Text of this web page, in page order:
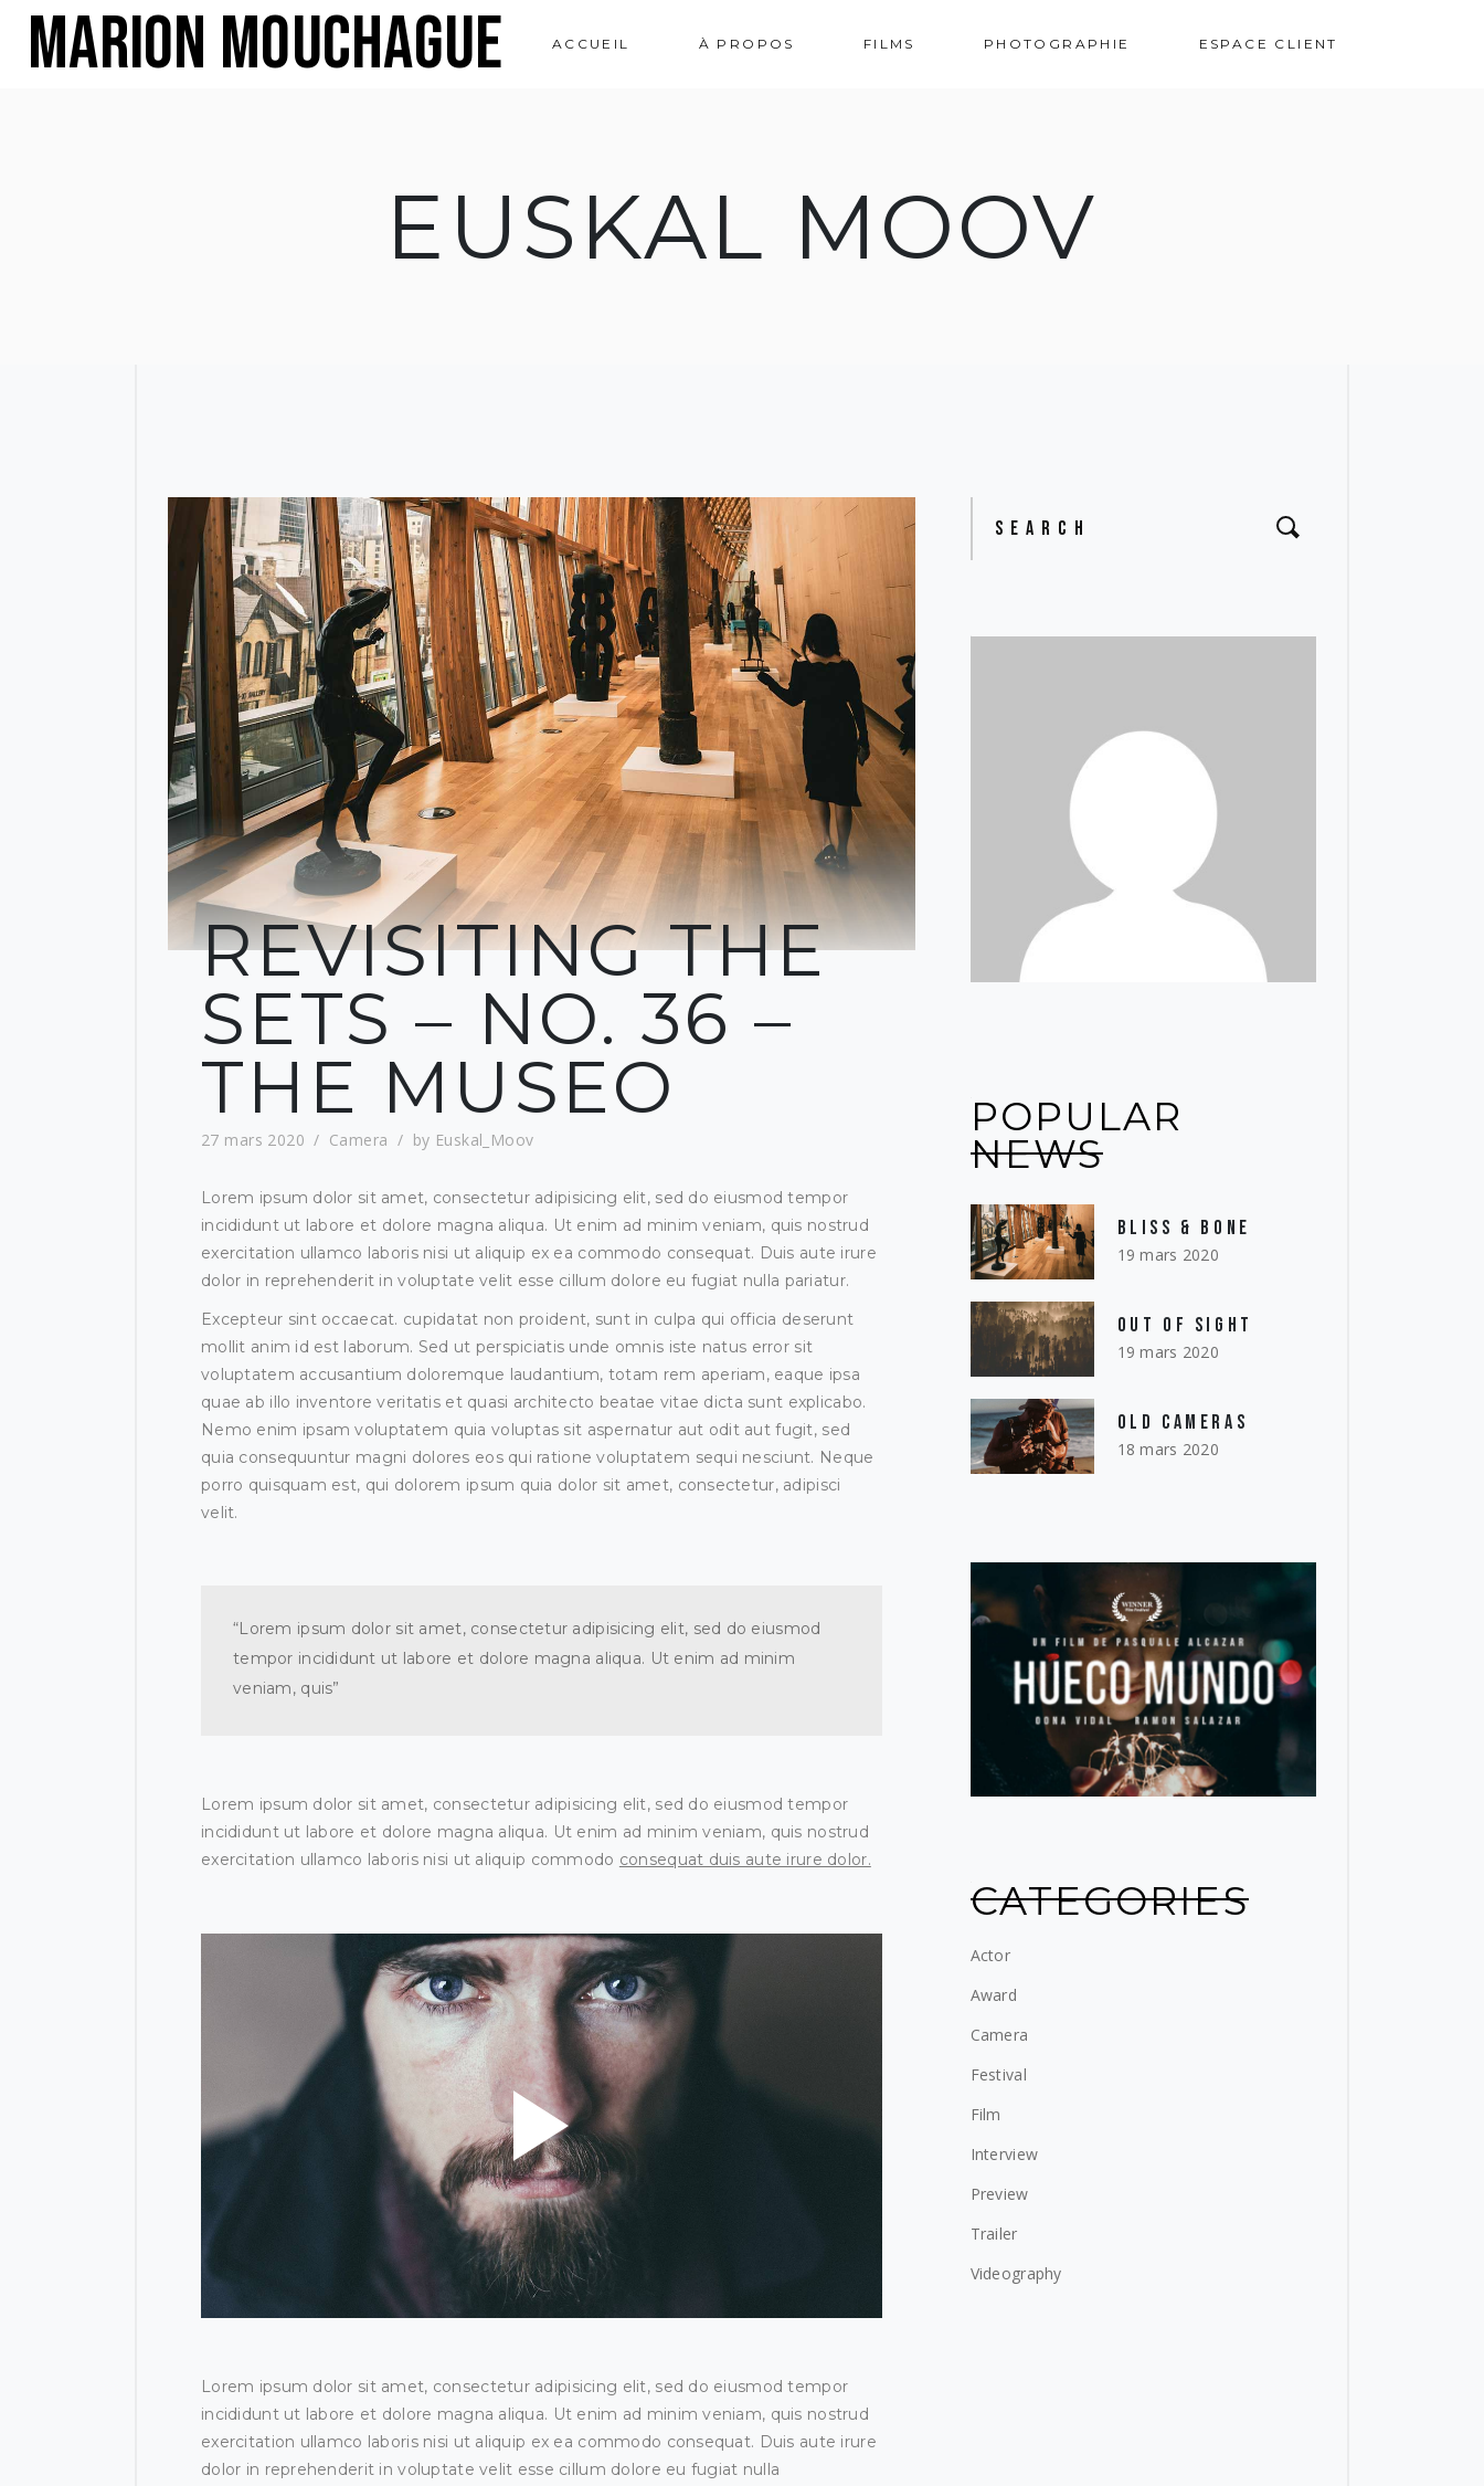
Marion Mouchague ACCUEIL À PROPOS FILMS PHOTOGRAPHIE ESPACE CLIENT
VOS PHOTOS
EUSKAL MOOV
REVISITING THE
SETS – NO. 36 –
THE MUSEO
27 mars 2020 Camera by Euskal_Moov
Lorem ipsum dolor sit amet, consectetur adipisicing elit, sed do eiusmod tempor
incididunt ut labore et dolore magna aliqua. Ut enim ad minim veniam, quis nostrud
exercitation ullamco laboris nisi ut aliquip ex ea commodo consequat. Duis aute irure
dolor in reprehenderit in voluptate velit esse cillum dolore eu fugiat nulla pariatur.
Excepteur sint occaecat. cupidatat non proident, sunt in culpa qui officia deserunt
mollit anim id est laborum. Sed ut perspiciatis unde omnis iste natus error sit
voluptatem accusantium doloremque laudantium, totam rem aperiam, eaque ipsa
quae ab illo inventore veritatis et quasi architecto beatae vitae dicta sunt explicabo.
Nemo enim ipsam voluptatem quia voluptas sit aspernatur aut odit aut fugit, sed
quia consequuntur magni dolores eos qui ratione voluptatem sequi nesciunt. Neque
porro quisquam est, qui dolorem ipsum quia dolor sit amet, consectetur, adipisci
velit.
“Lorem ipsum dolor sit amet, consectetur adipisicing elit, sed do eiusmod
tempor incididunt ut labore et dolore magna aliqua. Ut enim ad minim
veniam, quis”
Lorem ipsum dolor sit amet, consectetur adipisicing elit, sed do eiusmod tempor
incididunt ut labore et dolore magna aliqua. Ut enim ad minim veniam, quis nostrud
exercitation ullamco laboris nisi ut aliquip commodo consequat duis aute irure dolor.
Lorem ipsum dolor sit amet, consectetur adipisicing elit, sed do eiusmod tempor
incididunt ut labore et dolore magna aliqua. Ut enim ad minim veniam, quis nostrud
exercitation ullamco laboris nisi ut aliquip ex ea commodo consequat. Duis aute irure
dolor in reprehenderit in voluptate velit esse cillum dolore eu fugiat nulla
POPULAR
NEWS
BLISS & BONE
19 mars 2020
OUT OF SIGHT
19 mars 2020
OLD CAMERAS
18 mars 2020
CATEGORIES
Actor
Award
Camera
Festival
Film
Interview
Preview
Trailer
Videography